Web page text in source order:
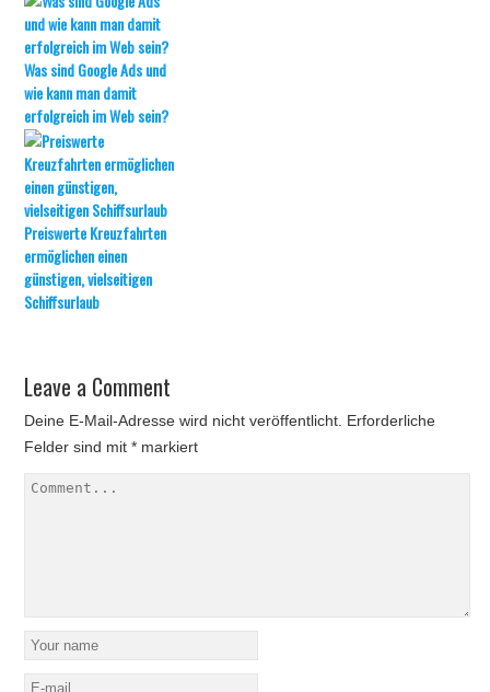
Was sind Google Ads und
wie kann man damit
erfolgreich im Web sein?
Preiswerte Kreuzfahrten
ermöglichen einen
günstigen, vielseitigen
Schiffsurlaub
Leave a Comment
Deine E-Mail-Adresse wird nicht veröffentlicht. Erforderliche
Felder sind mit* markiert